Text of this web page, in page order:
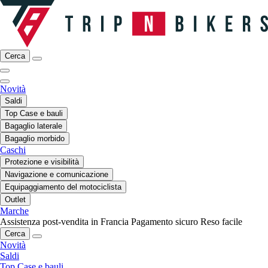
Cerca
Novità
Saldi
Top Case e bauli
Bagaglio laterale
Bagaglio morbido
Caschi
Protezione e visibilità
Navigazione e comunicazione
Equipaggiamento del motociclista
Outlet
Marche
Assistenza post-vendita in Francia Pagamento sicuro Reso facile
Cerca
Novità
Saldi